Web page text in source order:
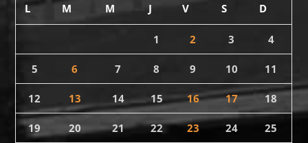
L M M J V S D
1 2 3 4
5 6 7 8 9 10 11
12 13 14 15 16 17 18
19 20 21 22 23 24 25